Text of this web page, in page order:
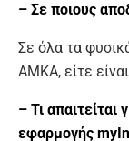
– Σε ποιους
Σε όλα τα
ΑΜΚΑ, είτε
– Τι
εφαρμογής